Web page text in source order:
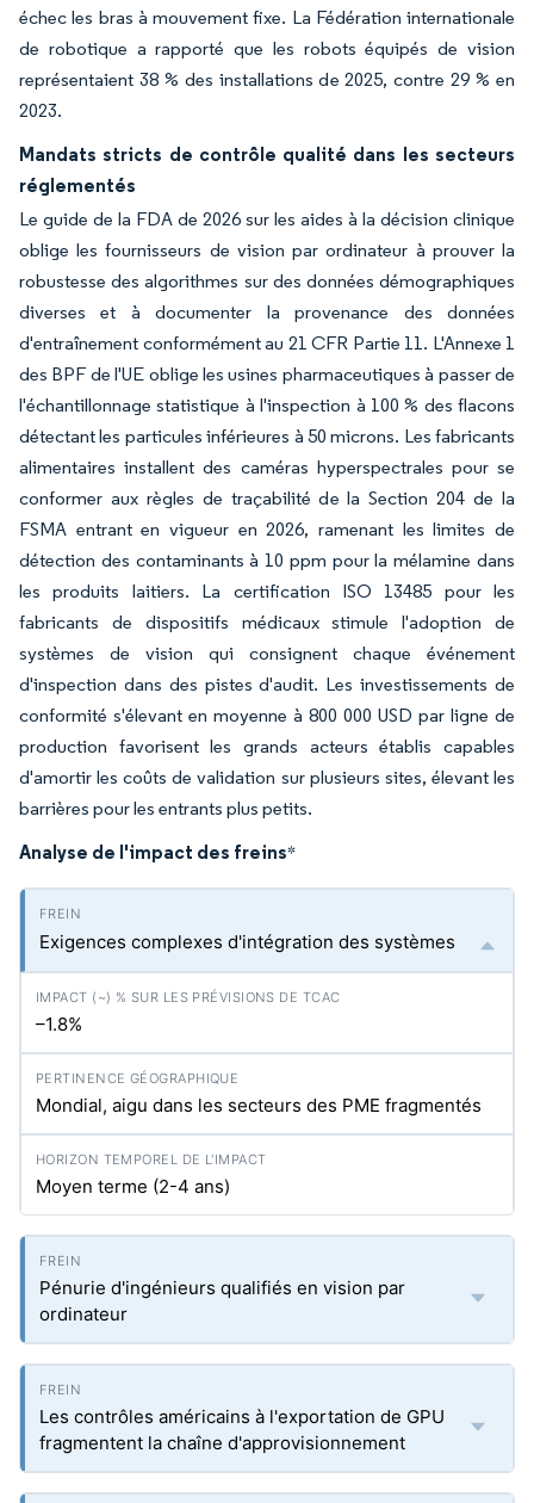
échec les bras à mouvement fixe. La Fédération internationale
de robotique a rapporté que les robots équipés de vision
représentaient 38 % des installations de 2025, contre 29 % en
2023.
Mandats stricts de contrôle qualité dans les secteurs
réglementés
Le guide de la FDA de 2026 sur les aides à la décision clinique
oblige les fournisseurs de vision par ordinateur à prouver la
robustesse des algorithmes sur des données démographiques
diverses et à documenter la provenance des données
d'entraînement conformément au 21 CFR Partie 11. L'Annexe 1
des BPF de l'UE oblige les usines pharmaceutiques à passer de
l'échantillonnage statistique à l'inspection à 100 % des flacons
détectant les particules inférieures à 50 microns. Les fabricants
alimentaires installent des caméras hyperspectrales pour se
conformer aux règles de traçabilité de la Section 204 de la
FSMA entrant en vigueur en 2026, ramenant les limites de
détection des contaminants à 10 ppm pour la mélamine dans
les produits laitiers. La certification ISO 13485 pour les
fabricants de dispositifs médicaux stimule l'adoption de
systèmes de vision qui consignent chaque événement
d'inspection dans des pistes d'audit. Les investissements de
conformité s'élevant en moyenne à 800 000 USD par ligne de
production favorisent les grands acteurs établis capables
d'amortir les coûts de validation sur plusieurs sites, élevant les
barrières pour les entrants plus petits.
Analyse de l'impact des freins*
Exigences complexes d'intégration des systèmes
–1.8%
Mondial, aigu dans les secteurs des PME fragmentés
Moyen terme (2-4 ans)
Pénurie d'ingénieurs qualifiés en vision par
ordinateur
Les contrôles américains à l'exportation de GPU
fragmentent la chaîne d'approvisionnement